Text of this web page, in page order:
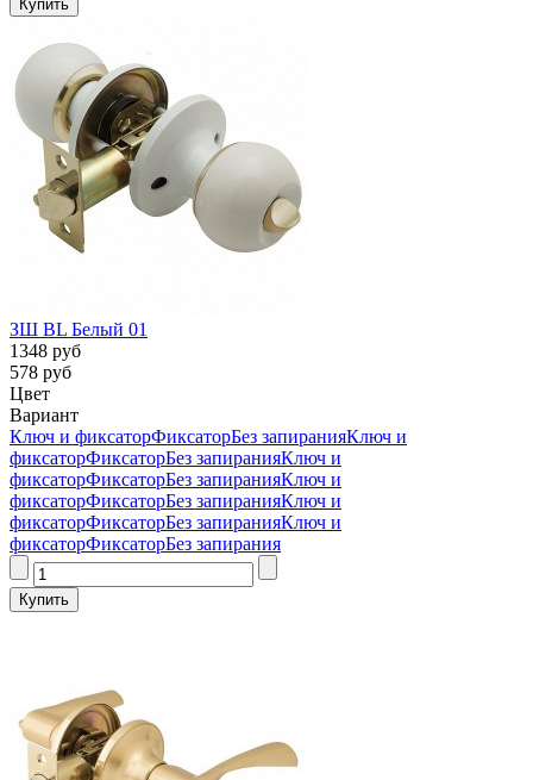
ЗШ BL Белый 01
1348 руб
578 руб
Цвет
Вариант
Ключ и фиксаторФиксаторБез запиранияКлюч и
фиксаторФиксаторБез запиранияКлюч и
фиксаторФиксаторБез запиранияКлюч и
фиксаторФиксаторБез запиранияКлюч и
фиксаторФиксаторБез запиранияКлюч и
фиксаторФиксаторБез запирания